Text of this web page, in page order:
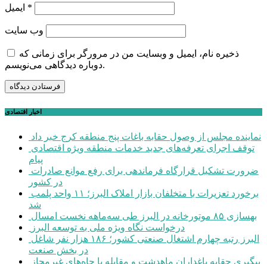
*
وب‌ سایت
ذخیره نام، ایمیل و وبسایت من در مرورگر برای زمانی که
دوباره دیدگاهی می‌نویسم.
اخبار اقتصادی
نماینده مجلس از وصول حقابه باغات پنج منطقه کرج خبر داد
پیام
در کشور
شد
بهسازی ۸۵ موتورخانه در البرز طی سه‌ماهه نخست امسال
درخواست نگاه ویژه ملی به توسعه البرز
در بخش صنعت